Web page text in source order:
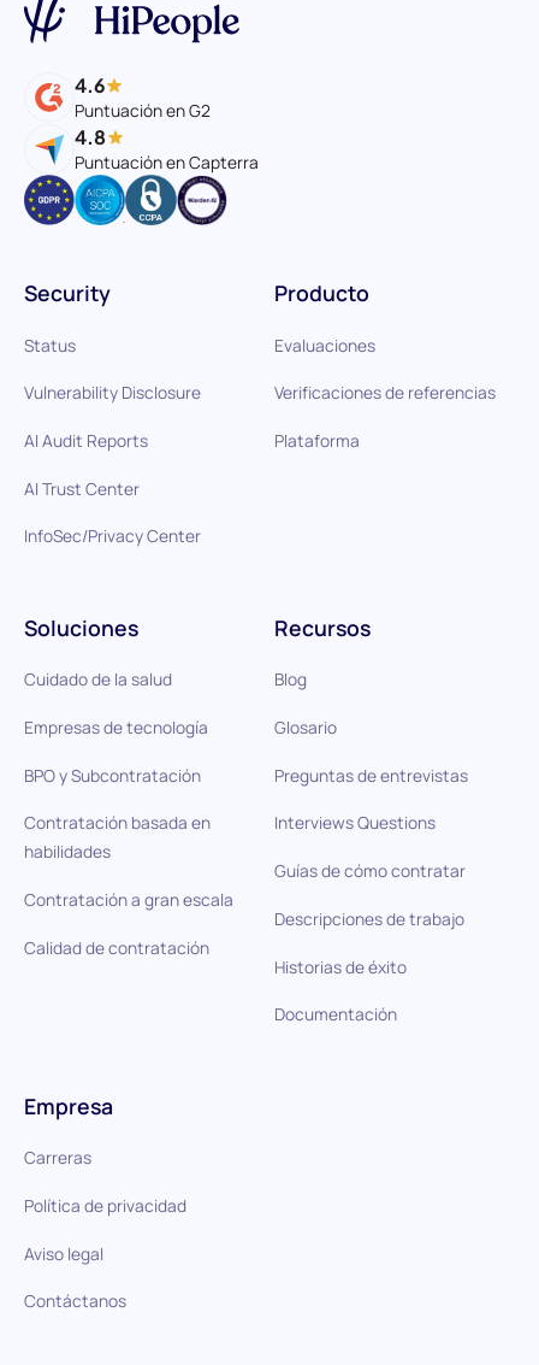
4.6
Puntuación en G2
4.8
Puntuación en Capterra
Producto
Evaluaciones
Verificaciones de referencias
Plataforma
Soluciones
Cuidado de la salud
Empresas de tecnología
BPO y Subcontratación
Contratación basada en
habilidades
Contratación a gran escala
Calidad de contratación
Recursos
Blog
Glosario
Preguntas de entrevistas
Interviews Questions
Guías de cómo contratar
Descripciones de trabajo
Historias de éxito
Documentación
Security
Status
Vulnerability Disclosure
AI Audit Reports
AI Trust Center
InfoSec/Privacy Center
Empresa
Carreras
Política de privacidad
Aviso legal
Contáctanos